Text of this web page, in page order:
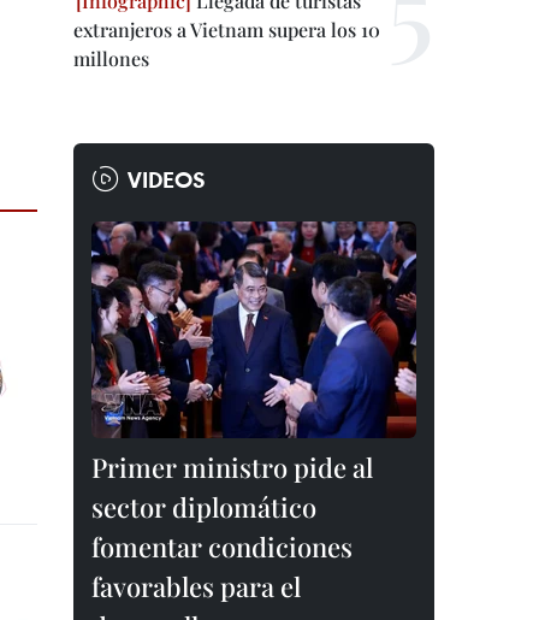
extranjeros a Vietnam supera los 10
millones
VIDEOS
Primer ministro pide al
sector diplomático
fomentar condiciones
favorables para el